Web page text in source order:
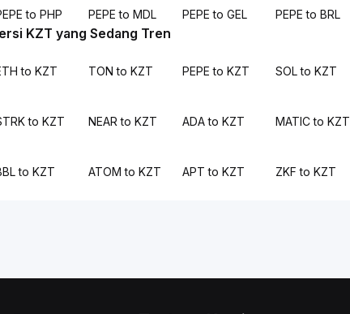
to PHP PEPE to MDL PEPE to GEL PEPE to BRL
KZT yang Sedang Tren
to KZT TON to KZT PEPE to KZT SOL to KZT
to KZT NEAR to KZT ADA to KZT MATIC to KZT
to KZT ATOM to KZT APT to KZT ZKF to KZT